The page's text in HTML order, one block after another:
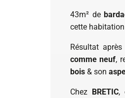
43m² de
cette
Résultat
comme neuf,
bois & son
Chez BRETIC,